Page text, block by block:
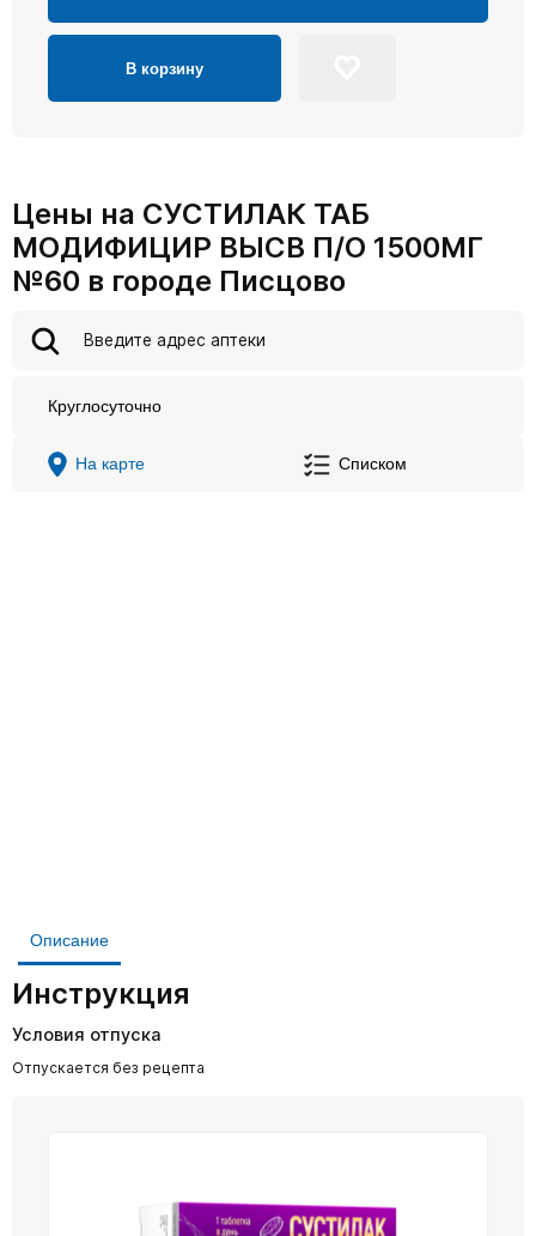
В корзину
Цены на СУСТИЛАК ТАБ
МОДИФИЦИР ВЫСВ П/О 1500МГ
№60 в городе Писцово
Круглосуточно
На карте Списком
Описание
Инструкция
Условия отпуска
Отпускается без рецепта